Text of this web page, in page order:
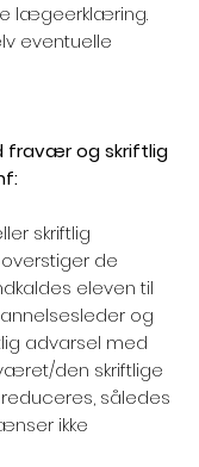
lægeerklæring.
eventuelle
fravær og skriftlig
skriftlig
de
eleven til
og
advarsel med
den skriftlige
således
ikke